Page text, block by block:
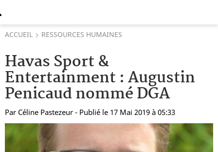
ACCUEIL RESSOURCES HUMAINES
Havas Sport &
Entertainment : Augustin
Penicaud nommé DGA
Par Céline Pastezeur - Publié le 17 Mai 2019 à 05:33